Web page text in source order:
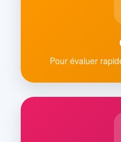
Pour évaluer